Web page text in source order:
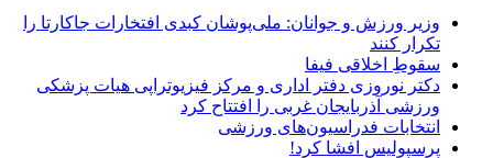
وزیر ورزش و جوانان: ملی‌پوشان کبدی افتخارات جاکارتا را
تکرار کنند
سقوطِ اخلاقی فیفا
دکتر نوروزی دفتر اداری و مرکز فیزیوتراپی هیات پزشکی
ورزشی آذربایجان غربی را افتتاح کرد
انتخابات فدراسیون‌های ورزشی
پرسپولیس افشا کرد!